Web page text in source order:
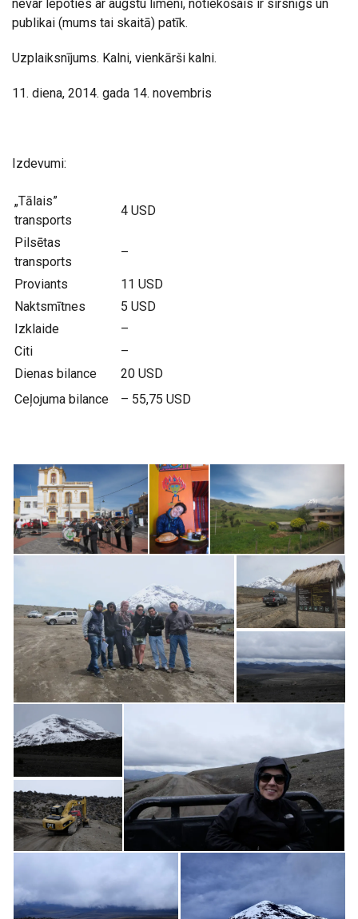
nevar lepoties ar augstu līmeni, notiekošais ir sirsnīgs un
publikai (mums tai skaitā) patīk.
Uzplaiksnījums. Kalni, vienkārši kalni.
11. diena, 2014. gada 14. novembris
Izdevumi:
„Tālais”
transports
4 USD
Pilsētas
transports
–
Proviants
11 USD
Naktsmītnes
5 USD
Izklaide
–
Citi
–
Dienas bilance
20 USD
Ceļojuma bilance
– 55,75 USD